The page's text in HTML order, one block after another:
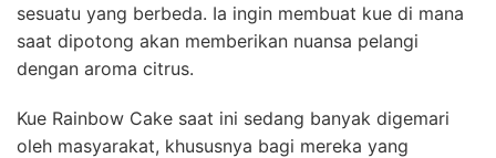
sesuatu yang berbeda. Ia ingin membuat kue di mana
saat dipotong akan memberikan nuansa pelangi
dengan aroma citrus.
Kue Rainbow Cake saat ini sedang banyak digemari
oleh masyarakat, khususnya bagi mereka yang